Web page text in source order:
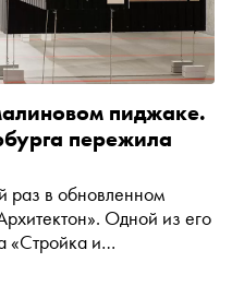
пиджаке.
пережила
раз в обновленном
Одной из его
«Стройка и
Архитектор и